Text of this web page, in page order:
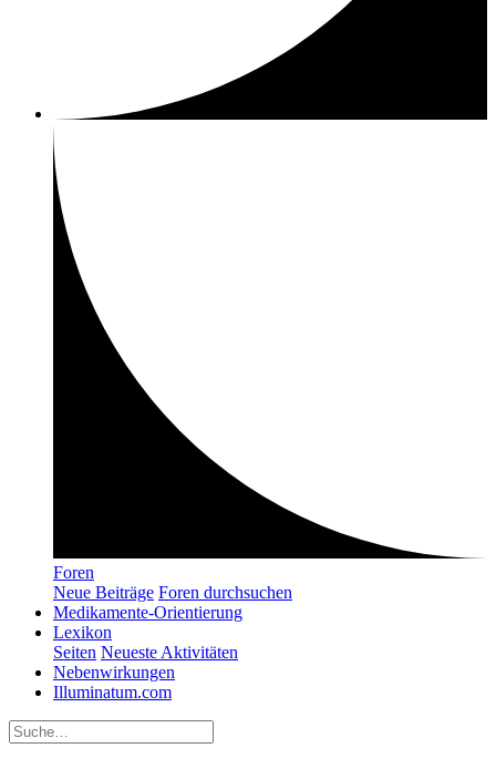
Foren
Neue Beiträge Foren durchsuchen
Medikamente-Orientierung
Lexikon
Seiten Neueste Aktivitäten
Nebenwirkungen
Illuminatum.com